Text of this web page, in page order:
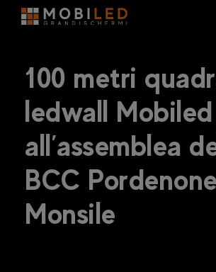
100 metri
ledwall Mobiled
all’assemblea
BCC
Monsile